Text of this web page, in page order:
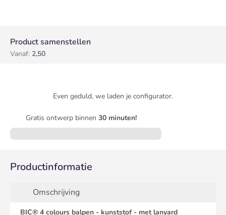
Product samenstellen
Vanaf: 2,50
Even geduld, we laden je configurator.
Gratis ontwerp binnen 30 minuten!
Productinformatie
Omschrijving
BIC® 4 colours balpen - kunststof - met lanyard